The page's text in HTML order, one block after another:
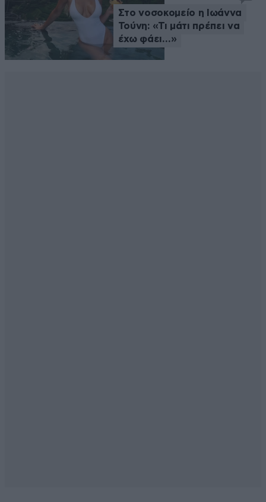
Στο νοσοκομείο η Ιωάννα
Τούνη: «Τι μάτι πρέπει να
έχω φάει…»